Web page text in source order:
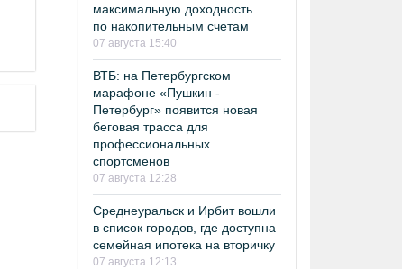
максимальную доходность
по накопительным счетам
07 августа 15:40
ВТБ: на Петербургском
марафоне «Пушкин -
Петербург» появится новая
беговая трасса для
профессиональных
спортсменов
07 августа 12:28
Среднеуральск и Ирбит вошли
в список городов, где доступна
семейная ипотека на вторичку
07 августа 12:13